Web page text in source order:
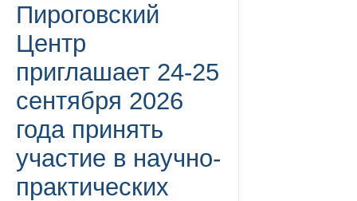
Пироговский
Центр
приглашает 24-25
сентября 2026
года принять
участие в научно-
практических